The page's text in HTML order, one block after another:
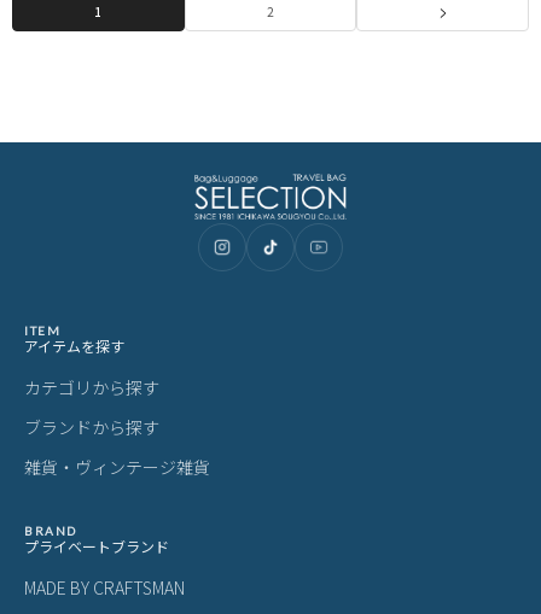
1 2
ITEM
アイテムを探す
カテゴリから探す
ブランドから探す
雑貨・ヴィンテージ雑貨
BRAND
プライベートブランド
MADE BY CRAFTSMAN